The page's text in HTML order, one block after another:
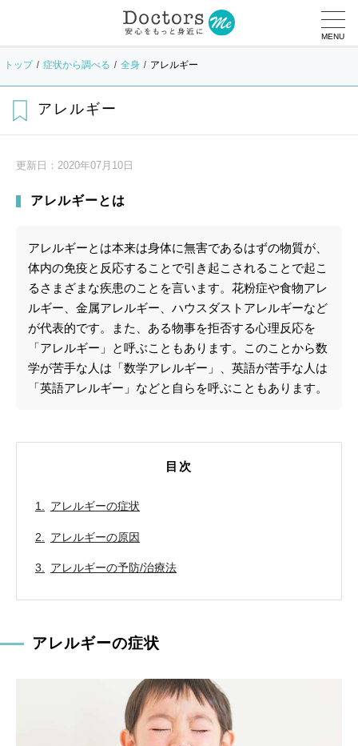
MENU
トップ 症状から調べる 全身 アレルギー
アレルギー
更新日： 2020年07月10日
アレルギーとは
アレルギーとは本来は身体に無害であるはずの物質が、
体内の免疫と反応することで引き起こされることで起こ
るさまざまな疾患のことを言います。花粉症や食物アレ
ルギー、金属アレルギー、ハウスダストアレルギーなど
が代表的です。また、ある物事を拒否する心理反応を
「アレルギー」と呼ぶこともあります。このことから数
学が苦手な人は「数学アレルギー」、英語が苦手な人は
「英語アレルギー」などと自らを呼ぶこともあります。
目次
アレルギーの症状
アレルギーの原因
アレルギーの予防/治療法
アレルギーの症状